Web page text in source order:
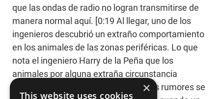
que las ondas de radio no logran transmitirse de
manera normal aquí. [0:19 Al llegar, uno de los
ingenieros descubrió un extraño comportamiento
en los animales de las zonas periféricas. Lo que
nota el ingeniero Harry de la Peña que los
animales por alguna extraña circunstancia
llegaban y morían en esa zona.] Estos rumores se
×
This website uses cookies